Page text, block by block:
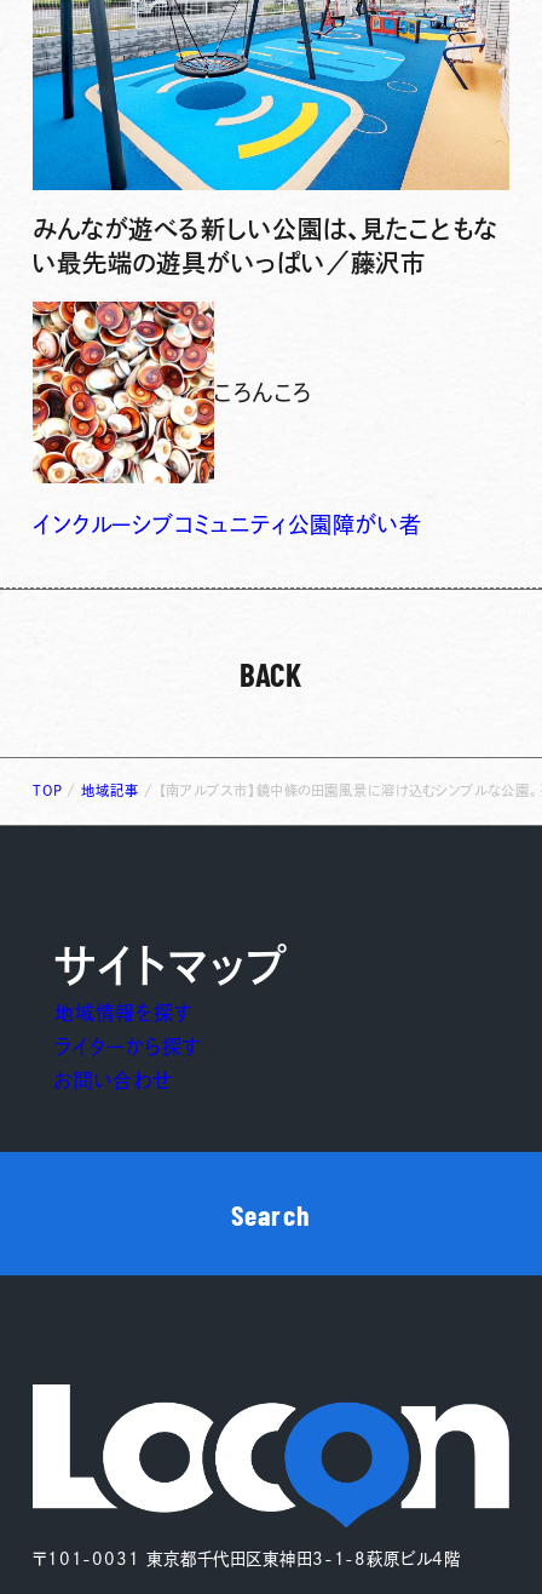
みんなが遊べる新しい公園は、見たこともな
い最先端の遊具がいっぱい／藤沢市
ころんころ
インクルーシブコミュニティ 公園 障がい者
BACK
TOP /地域記事 / 【南アルプス市】鏡中條の田園風景に溶け込むシンプルな公園
〒101-0031 東京都千代田区東神田3-1-8萩原ビル4階
サイトマップ
地域情報を探す
ライターから探す
お問い合わせ
Search